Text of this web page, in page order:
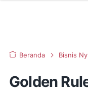
Beranda Bisnis
Golden